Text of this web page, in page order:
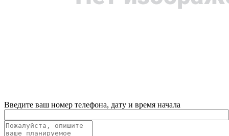
Введите ваш номер телефона, дату и время начала